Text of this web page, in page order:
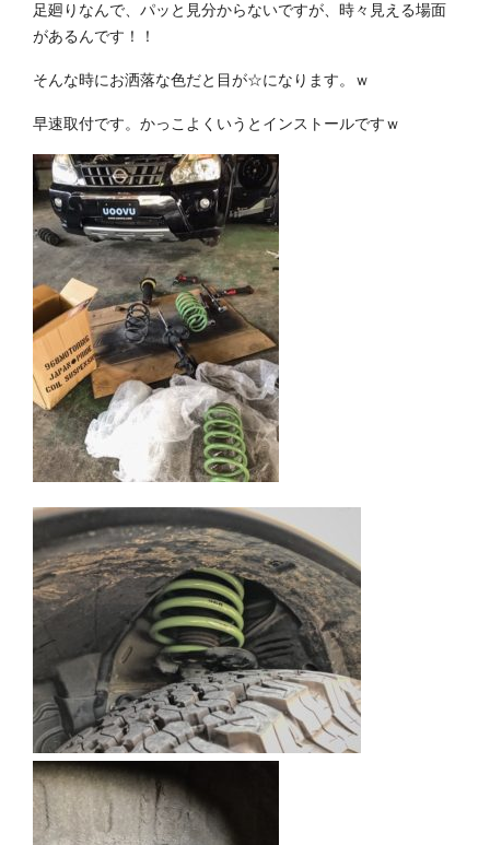
足廻りなんで、パッと見分からないですが、時々見える場面
があるんです！！
そんな時にお洒落な色だと目が☆になります。ｗ
早速取付です。かっこよくいうとインストールですｗ